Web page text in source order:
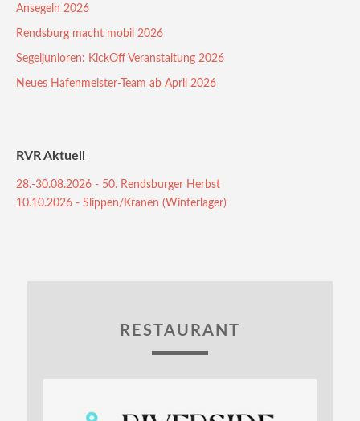
Ansegeln 2026
Rendsburg macht mobil 2026
Segeljunioren: KickOff Veranstaltung 2026
Neues Hafenmeister-Team ab April 2026
RVR Aktuell
28.-30.08.2026 - 50. Rendsburger Herbst
10.10.2026 - Slippen/Kranen (Winterlager)
RESTAURANT